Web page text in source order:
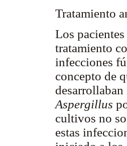
Tratamiento
Los
tratamiento
infecciones
concepto de
Aspergillus
cultivos no
estas